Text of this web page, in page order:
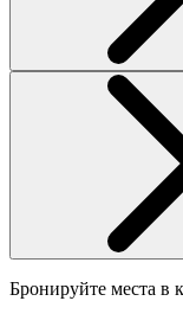
Бронируйте места в